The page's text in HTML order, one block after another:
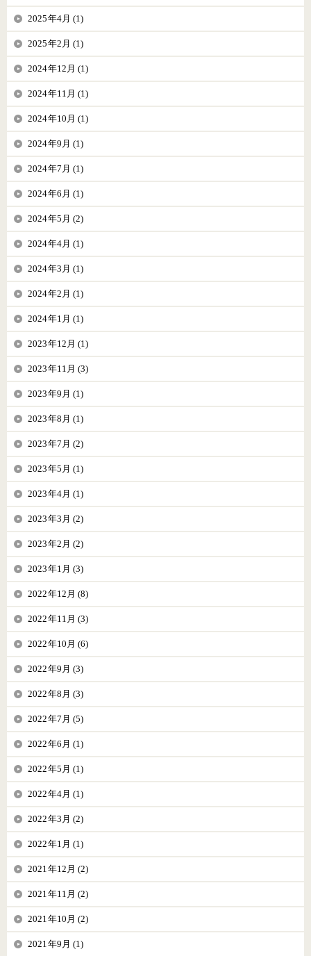
2025年4月 (1)
2025年2月 (1)
2024年12月 (1)
2024年11月 (1)
2024年10月 (1)
2024年9月 (1)
2024年7月 (1)
2024年6月 (1)
2024年5月 (2)
2024年4月 (1)
2024年3月 (1)
2024年2月 (1)
2024年1月 (1)
2023年12月 (1)
2023年11月 (3)
2023年9月 (1)
2023年8月 (1)
2023年7月 (2)
2023年5月 (1)
2023年4月 (1)
2023年3月 (2)
2023年2月 (2)
2023年1月 (3)
2022年12月 (8)
2022年11月 (3)
2022年10月 (6)
2022年9月 (3)
2022年8月 (3)
2022年7月 (5)
2022年6月 (1)
2022年5月 (1)
2022年4月 (1)
2022年3月 (2)
2022年1月 (1)
2021年12月 (2)
2021年11月 (2)
2021年10月 (2)
2021年9月 (1)